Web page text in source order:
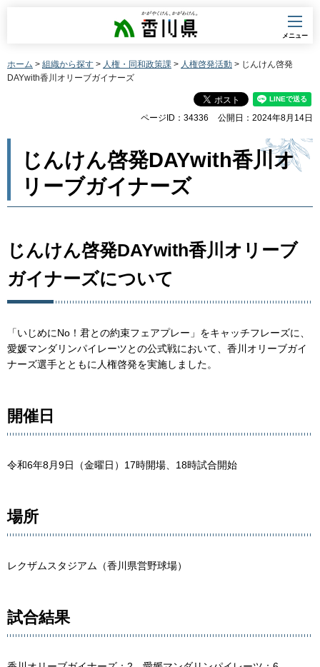
香川県
メニュー
ホーム > 組織から探す > 人権・同和政策課 > 人権啓発活動 > じんけん啓発
DAYwith香川オリーブガイナーズ
ページID：34336 公開日：2024年8月14日
じんけん啓発DAYwith香川オ
リーブガイナーズ
じんけん啓発DAYwith香川オリーブ
ガイナーズについて
「いじめにNo！君との約束フェアプレー」をキャッチフレーズに、
愛媛マンダリンパイレーツとの公式戦において、香川オリーブガイ
ナーズ選手とともに人権啓発を実施しました。
開催日
令和6年8月9日（金曜日）17時開場、18時試合開始
場所
レクザムスタジアム（香川県営野球場）
試合結果